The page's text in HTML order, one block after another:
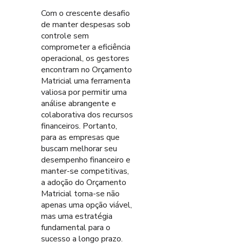
Com o crescente desafio
de manter despesas sob
controle sem
comprometer a eficiência
operacional, os gestores
encontram no Orçamento
Matricial uma ferramenta
valiosa por permitir uma
análise abrangente e
colaborativa dos recursos
financeiros. Portanto,
para as empresas que
buscam melhorar seu
desempenho financeiro e
manter-se competitivas,
a adoção do Orçamento
Matricial torna-se não
apenas uma opção viável,
mas uma estratégia
fundamental para o
sucesso a longo prazo.